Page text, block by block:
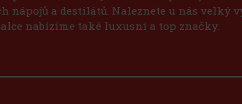
nápojů a destilátů. Naleznete u nás velký
nabízíme také luxusní a top značky.